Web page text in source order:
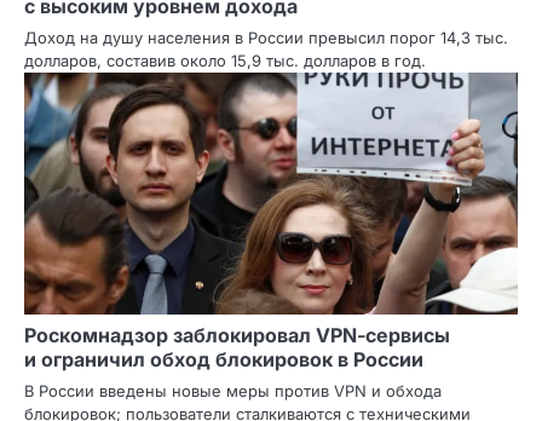
с высоким уровнем дохода
Доход на душу населения в России превысил порог 14,3 тыс.
долларов, составив около 15,9 тыс. долларов в год.
Роскомнадзор заблокировал VPN‑сервисы
и ограничил обход блокировок в России
В России введены новые меры против VPN и обхода
блокировок; пользователи сталкиваются с техническими